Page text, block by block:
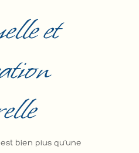
et
bien plus qu’une